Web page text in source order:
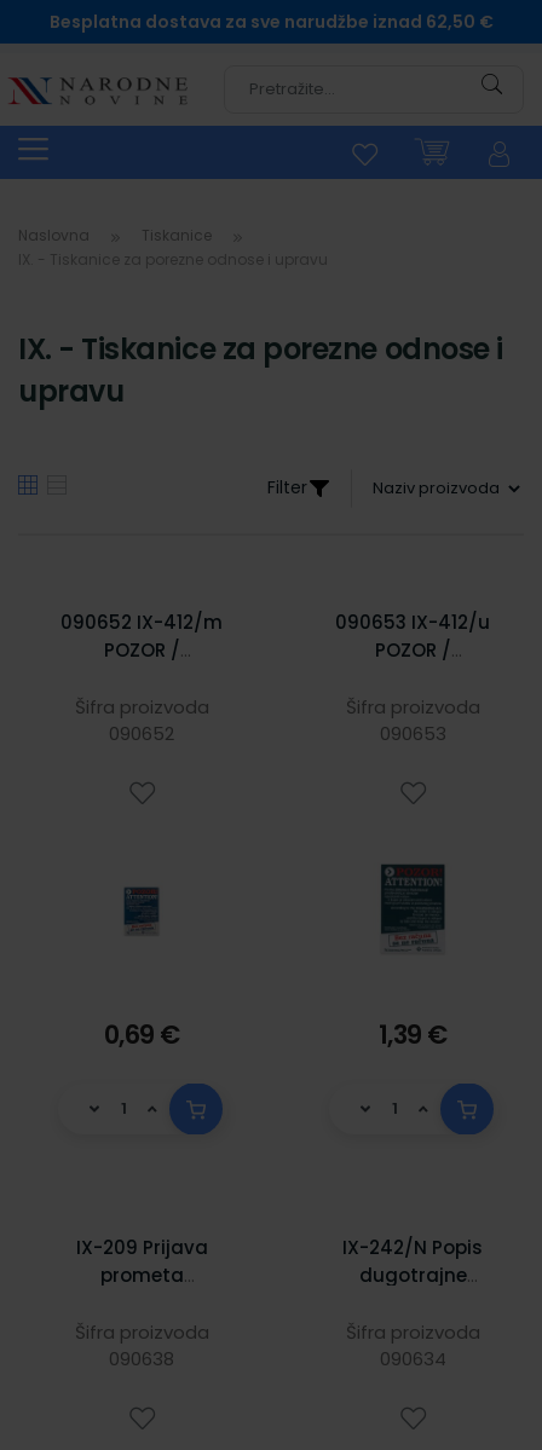
Besplatna dostava za sve narudžbe iznad 62,50 €
Naslovna
Tiskanice
IX. - Tiskanice za porezne odnose i
upravu
Filter
090652 IX-412/m
POZOR /
Šifra proizvoda
090652
0,69 €
090653 IX-412/u
POZOR /
Šifra proizvoda
090653
1,39 €
IX-209 Prijava
prometa
29,7x21 cm
Šifra proizvoda
090638
IX-242/N Popis
dugotrajne
Šifra proizvoda
090634